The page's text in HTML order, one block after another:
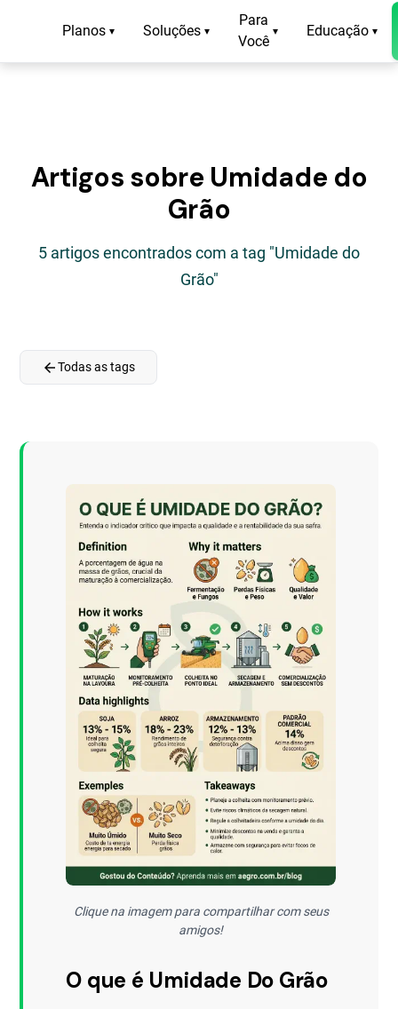
Planos ▾ Soluções ▾
Para
Você
▾ Educação ▾
Artigos sobre Umidade do
Grão
5 artigos encontrados com a tag "Umidade do
Grão"
arrow_backTodas as tags
Clique na imagem para compartilhar com seus
amigos!
O que é Umidade Do Grão